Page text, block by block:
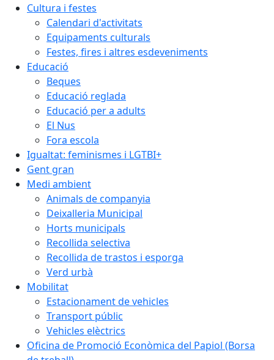
Cultura i festes
Calendari d'activitats
Equipaments culturals
Festes, fires i altres esdeveniments
Educació
Beques
Educació reglada
Educació per a adults
El Nus
Fora escola
Igualtat: feminismes i LGTBI+
Gent gran
Medi ambient
Animals de companyia
Deixalleria Municipal
Horts municipals
Recollida selectiva
Recollida de trastos i esporga
Verd urbà
Mobilitat
Estacionament de vehicles
Transport públic
Vehicles elèctrics
Oficina de Promoció Econòmica del Papiol (Borsa